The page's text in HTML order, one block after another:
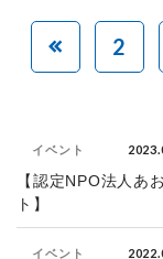
2
イベント
【認定NPO法人あ
ト】
イベント